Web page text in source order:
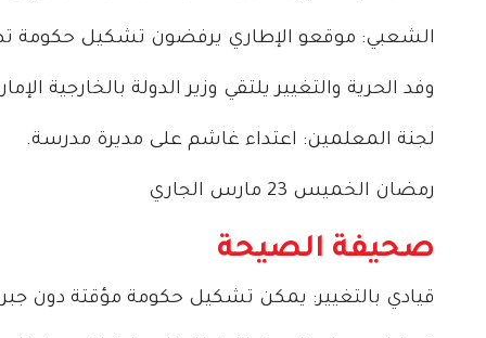
الشعبي: موقعو الإطاري يرفضون تشكيل حكومة
وفد الحرية والتغيير يلتقي وزير الدولة بالخارجية
لجنة المعلمين: اعتداء غاشم على مديرة مدرسة.
رمضان الخميس 23 مارس الجاري
صحيفة الصيحة
قيادي بالتغيير: يمكن تشكيل حكومة مؤقتة دون